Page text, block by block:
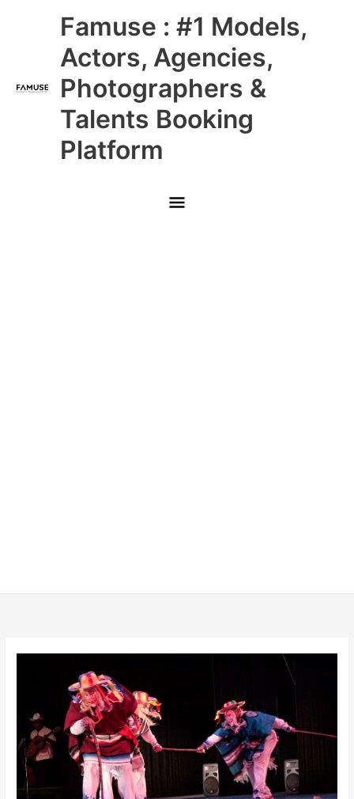
Famuse : #1 Models,
Actors, Agencies,
Photographers &
Talents Booking
Platform
Main
Menu